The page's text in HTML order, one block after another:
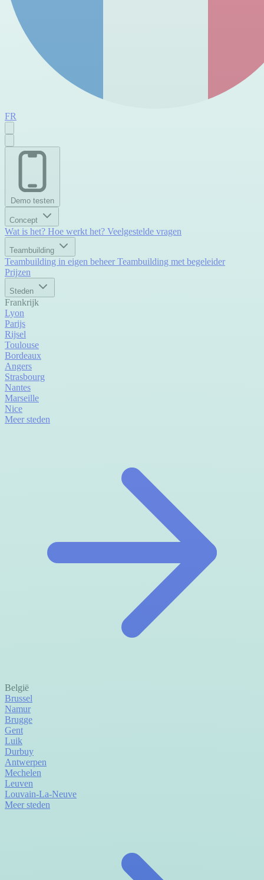
FR
Demo testen
Concept
Wat is het? Hoe werkt het? Veelgestelde vragen
Teambuilding
Teambuilding in eigen beheer Teambuilding met begeleider
Prijzen
Steden
Frankrijk
Lyon
Parijs
Rijsel
Toulouse
Bordeaux
Angers
Strasbourg
Nantes
Marseille
Nice
Meer steden
België
Brussel
Namur
Brugge
Gent
Luik
Durbuy
Antwerpen
Mechelen
Leuven
Louvain-La-Neuve
Meer steden